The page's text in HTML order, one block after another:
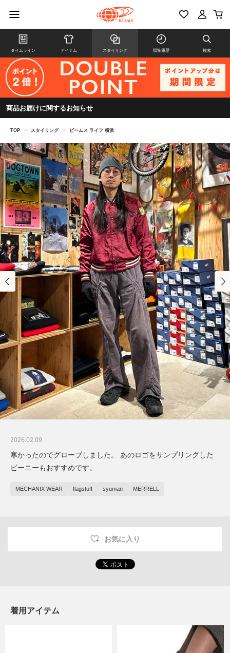
タイムライン アイテム スタイリング 閲覧履歴 検索
商品お届けに関するお知らせ
TOP > スタイリング > ビームス ライフ 横浜
2026.02.09
寒かったのでグローブしました。 あのロゴをサンプリングした
ビーニーもおすすめです。
MECHANIX WEAR flagstuff syuman MERRELL
お気に入り
着用アイテム